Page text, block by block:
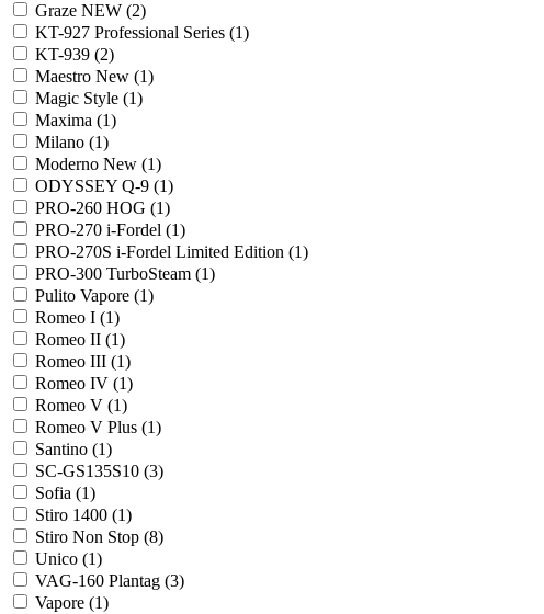
Graze NEW (2)
KT-927 Professional Series (1)
KT-939 (2)
Maestro New (1)
Magic Style (1)
Maxima (1)
Milano (1)
Moderno New (1)
ODYSSEY Q-9 (1)
PRO-260 HOG (1)
PRO-270 i-Fordel (1)
PRO-270S i-Fordel Limited Edition (1)
PRO-300 TurboSteam (1)
Pulito Vapore (1)
Romeo I (1)
Romeo II (1)
Romeo III (1)
Romeo IV (1)
Romeo V (1)
Romeo V Plus (1)
Santino (1)
SC-GS135S10 (3)
Sofia (1)
Stiro 1400 (1)
Stiro Non Stop (8)
Unico (1)
VAG-160 Plantag (3)
Vapore (1)